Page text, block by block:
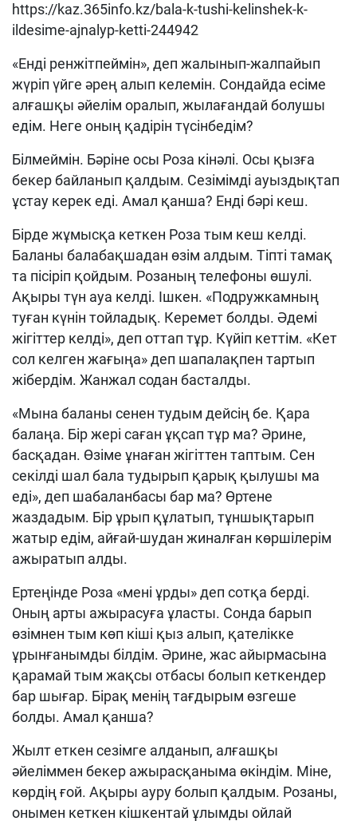
https://kaz.365info.kz/bala-k-tushi-kelinshek-k-
ildesime-ajnalyp-ketti-244942
«Енді ренжітпеймін», деп жалынып-жалпайып
жүріп үйге әрең алып келемін. Сондайда есіме
алғашқы әйелім оралып, жылағандай болушы
едім. Неге оның қадірін түсінбедім?
Білмеймін. Бәріне осы Роза кінәлі. Осы қызға
бекер байланып қалдым. Сезімімді ауыздықтап
ұстау керек еді. Амал қанша? Енді бәрі кеш.
Бірде жұмысқа кеткен Роза тым кеш келді.
Баланы балабақшадан өзім алдым. Тіпті тамақ
та пісіріп қойдым. Розаның телефоны өшулі.
Ақыры түн ауа келді. Ішкен. «Подружкамның
туған күнін тойладық. Керемет болды. Әдемі
жігіттер келді», деп оттап тұр. Күйіп кеттім. «Кет
сол келген жағыңа» деп шапалақпен тартып
жібердім. Жанжал содан басталды.
«Мына баланы сенен тудым дейсің бе. Қара
балаңа. Бір жері саған ұқсап тұр ма? Әрине,
басқадан. Өзіме ұнаған жігіттен таптым. Сен
секілді шал бала тудырып қарық қылушы ма
еді», деп шабаланбасы бар ма? Өртене
жаздадым. Бір ұрып құлатып, тұншықтарып
жатыр едім, айғай-шудан жиналған көршілерім
ажыратып алды.
Ертеңінде Роза «мені ұрды» деп сотқа берді.
Оның арты ажырасуға ұласты. Сонда барып
өзімнен тым көп кіші қыз алып, қателікке
ұрынғанымды білдім. Әрине, жас айырмасына
қарамай тым жақсы отбасы болып кеткендер
бар шығар. Бірақ менің тағдырым өзгеше
болды. Амал қанша?
Жылт еткен сезімге алданып, алғашқы
әйеліммен бекер ажырасқаныма өкіндім. Міне,
көрдің ғой. Ақыры ауру болып қалдым. Розаны,
онымен кеткен кішкентай ұлымды ойлай